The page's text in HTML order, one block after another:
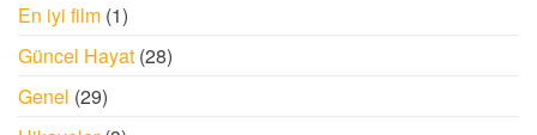
En iyi film (1)
Güncel Hayat (28)
Genel (29)